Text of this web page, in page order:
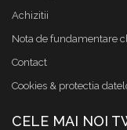
Achizitii
Nota de fundamentare
Contact
Cookies & protectia
CELE MAI NOI